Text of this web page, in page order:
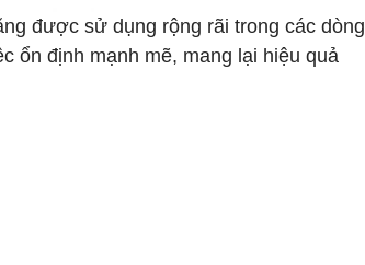
được sử dụng rộng rãi trong các dòng
ổn định mạnh mẽ, mang lại hiệu quả